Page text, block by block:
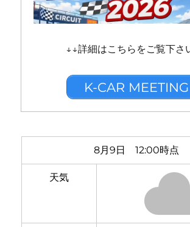
↓↓詳細はこちらをご覧下さ
K-CAR MEETING
8月9日 12:00時点
天気